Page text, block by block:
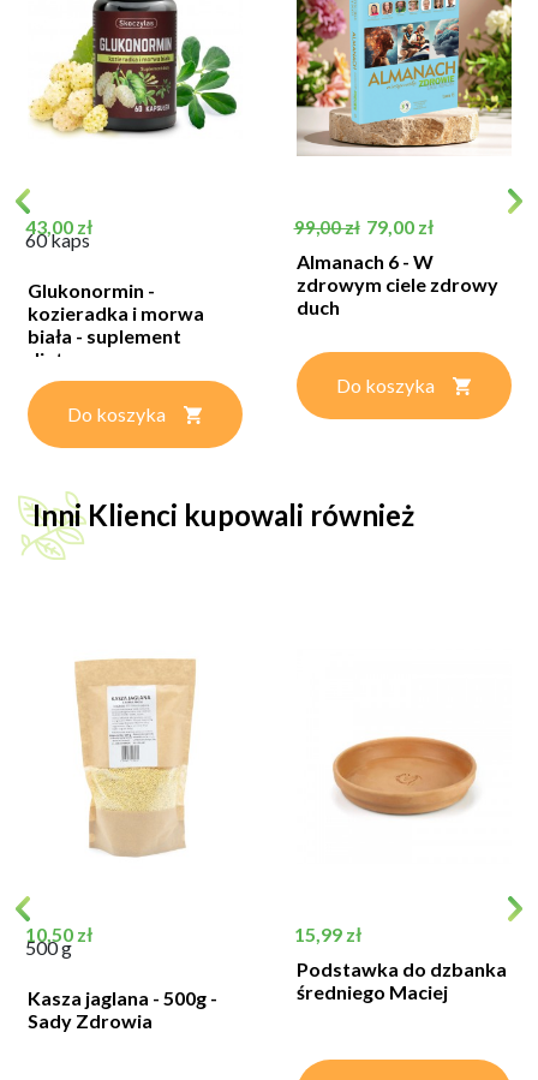
Cena
43,00 zł
60 kaps
Glukonormin -
kozieradka i morwa
biała - suplement
diety...
Do koszyka
Cena podstawowa
99,00 zł Cena
79,00 zł
Almanach 6 - W
zdrowym ciele zdrowy
duch
Do koszyka
Inni Klienci kupowali również
Cena
10,50 zł
500 g
Kasza jaglana - 500g -
Sady Zdrowia
Cena
15,99 zł
Podstawka do dzbanka
średniego Maciej